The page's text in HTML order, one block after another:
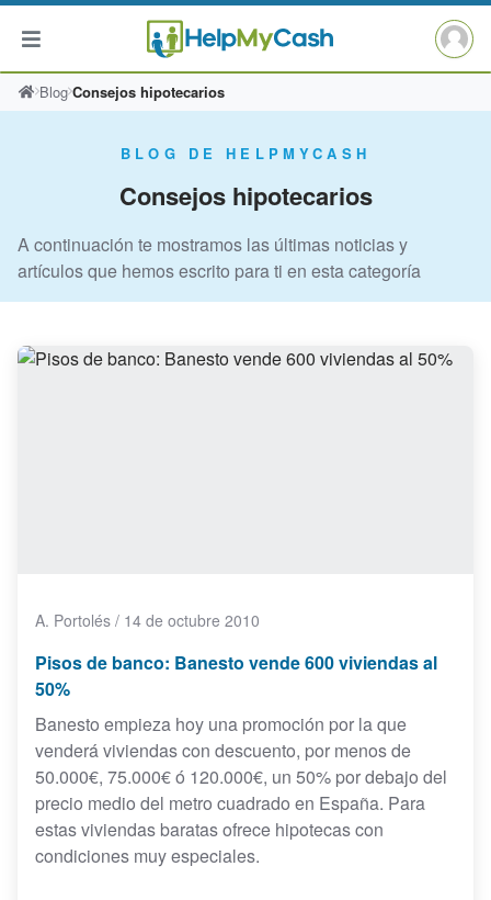
Saltar
al
Blog Consejos hipotecarios
BLOG DE HELPMYCASH
Consejos hipotecarios
A continuación te mostramos las últimas noticias y
artículos que hemos escrito para ti en esta categoría
A. Portolés / 14 de octubre 2010
Pisos de banco: Banesto vende 600 viviendas al
50%
Banesto empieza hoy una promoción por la que
venderá viviendas con descuento, por menos de
50.000€, 75.000€ ó 120.000€, un 50% por debajo del
precio medio del metro cuadrado en España. Para
estas viviendas baratas ofrece hipotecas con
condiciones muy especiales.